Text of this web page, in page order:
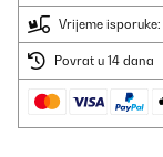
Vrijeme
Povrat u 14 dana